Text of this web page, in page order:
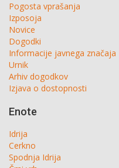
Pogosta vprašanja
Izposoja
Novice
Dogodki
Informacije javnega značaja
Urnik
Arhiv dogodkov
Izjava o dostopnosti
Enote
Idrija
Cerkno
Spodnja Idrija